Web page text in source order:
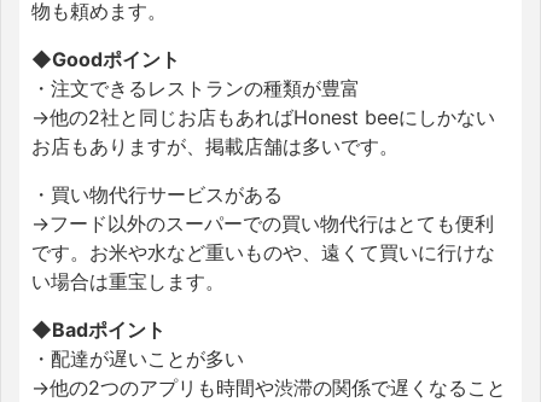
物も頼めます。
◆Goodポイント
・注文できるレストランの種類が豊富
→他の2社と同じお店もあればHonest beeにしかない
お店もありますが、掲載店舗は多いです。
・買い物代行サービスがある
→フード以外のスーパーでの買い物代行はとても便利
です。お米や水など重いものや、遠くて買いに行けな
い場合は重宝します。
◆Badポイント
・配達が遅いことが多い
→他の2つのアプリも時間や渋滞の関係で遅くなること